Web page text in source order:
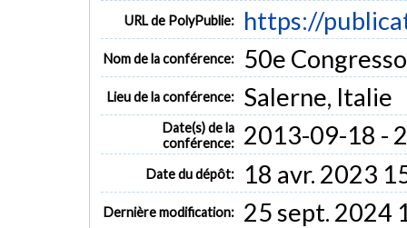
URL de PolyPublie: https://
Nom de la conférence: 50e
Lieu de la conférence: Salerne, Italie
Date(s) de la
conférence:
2013-09-18 -
Date du dépôt: 18 avr. 2023
Dernière modification: 25 sept. 2024